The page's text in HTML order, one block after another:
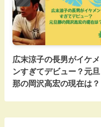
広末涼子の長男がイケメ
ンすぎてデビュー？元旦
那の岡沢高宏の現在は？